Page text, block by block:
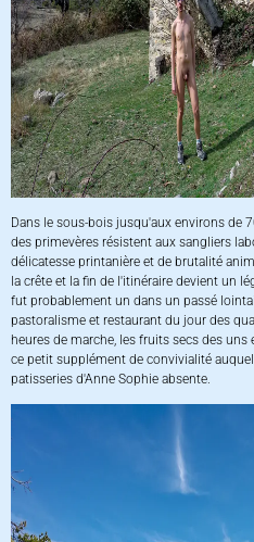
Dans le sous-bois jusqu'aux environs de
des primevères résistent aux sangliers
délicatesse printanière et de brutalité
la crête et la fin de l'itinéraire devient un
fut probablement un dans un passé
pastoralisme et restaurant du jour des
heures de marche, les fruits secs des
ce petit supplément de convivialité
patisseries d'Anne Sophie absente.